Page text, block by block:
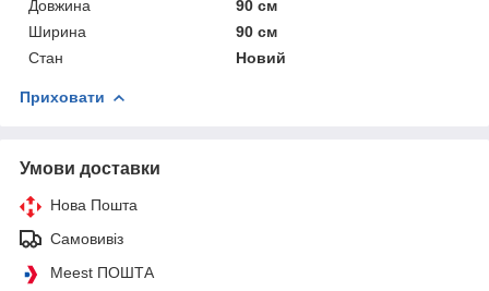
Довжина
90 см
Ширина
90 см
Стан
Новий
Приховати
Умови доставки
Нова Пошта
Самовивіз
Meest ПОШТА